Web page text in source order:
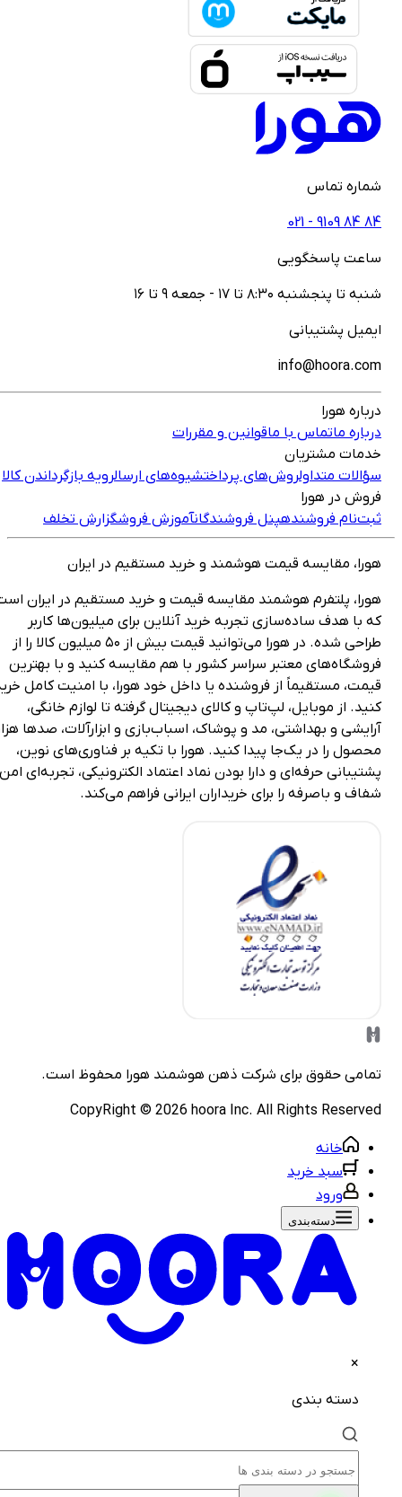
تماس
021 - ‎9109‎ ‎84‎
پاسخگویی
تا پنجشنبه ۸:۳۰ تا ۱۷ - جمعه ۹ تا ۱۶
پشتیبانی
هورا
ماتماس با ماقوانین و مقررات
مشتریان
متداولروش‌های پرداختشیوه‌های ارسالرویه بازگرداندن کالا
در هورا
فروشندهپنل فروشندگانآموزش فروشگزارش تخلف
مقایسه قیمت هوشمند و خرید مستقیم در ایران
پلتفرم هوشمند مقایسه قیمت و خرید مستقیم در ایران است
با هدف ساده‌سازی تجربه خرید آنلاین برای میلیون‌ها کاربر
طراحی شده. در هورا می‌توانید قیمت بیش از ۵۰ میلیون کالا را از
معتبر سراسر کشور با هم مقایسه کنید و با بهترین
مستقیماً از فروشنده یا داخل خود هورا، با امنیت کامل خرید
از موبایل، لپ‌تاپ و کالای دیجیتال گرفته تا لوازم خانگی،
و بهداشتی، مد و پوشاک، اسباب‌بازی و ابزارآلات، صدها هزار
را در یک‌جا پیدا کنید. هورا با تکیه بر فناوری‌های نوین،
حرفه‌ای و دارا بودن نماد اعتماد الکترونیکی، تجربه‌ای امن،
و باصرفه را برای خریداران ایرانی فراهم می‌کند.
حقوق برای شرکتذهن هوشمند هورامحفوظ است.
CopyRight ©2026hoora Inc. All Rights
خانه
سبد خرید
ورود
دسته‌بندی‌
دسته بندی